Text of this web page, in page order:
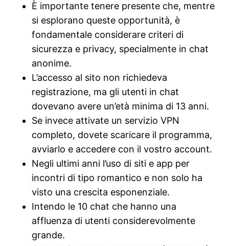
È importante tenere presente che, mentre
si esplorano queste opportunità, è
fondamentale considerare criteri di
sicurezza e privacy, specialmente in chat
anonime.
L’accesso al sito non richiedeva
registrazione, ma gli utenti in chat
dovevano avere un’età minima di 13 anni.
Se invece attivate un servizio VPN
completo, dovete scaricare il programma,
avviarlo e accedere con il vostro account.
Negli ultimi anni l’uso di siti e app per
incontri di tipo romantico e non solo ha
visto una crescita esponenziale.
Intendo le 10 chat che hanno una
affluenza di utenti considerevolmente
grande.